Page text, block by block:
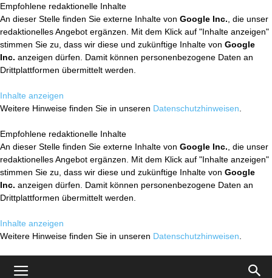
Empfohlene redaktionelle Inhalte
An dieser Stelle finden Sie externe Inhalte von Google Inc. , die unser
redaktionelles Angebot ergänzen. Mit dem Klick auf "Inhalte anzeigen"
stimmen Sie zu, dass wir diese und zukünftige Inhalte von Google
Inc. anzeigen dürfen. Damit können personenbezogene Daten an
Drittplattformen übermittelt werden.
Inhalte anzeigen
Weitere Hinweise finden Sie in unseren Datenschutzhinweisen
Empfohlene redaktionelle Inhalte
An dieser Stelle finden Sie externe Inhalte von Google Inc. , die unser
redaktionelles Angebot ergänzen. Mit dem Klick auf "Inhalte anzeigen"
stimmen Sie zu, dass wir diese und zukünftige Inhalte von Google
Inc. anzeigen dürfen. Damit können personenbezogene Daten an
Drittplattformen übermittelt werden.
Inhalte anzeigen
Weitere Hinweise finden Sie in unseren Datenschutzhinweisen